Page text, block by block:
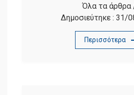
Όλα τα άρθρα
Δημοσιεύτηκε : 31/
Περισσότερα